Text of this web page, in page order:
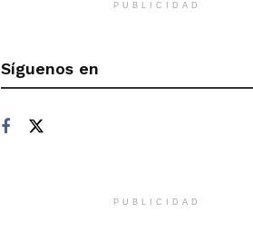
PUBLICIDAD
Síguenos en
PUBLICIDAD